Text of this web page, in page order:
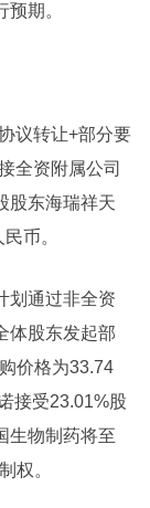
期。
议转让+部分要
全资附属公司
股东海瑞祥天
币。
划通过非全资
体股东发起部
价格为33.74
接受23.01%股
生物制药将至
权。